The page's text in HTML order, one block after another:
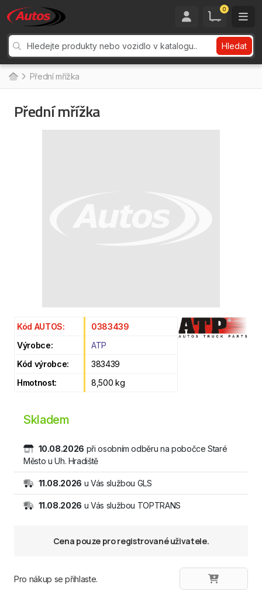
0
Hledat
Přední mřížka
Přední mřížka
Kód AUTOS:
0383439
Výrobce:
ATP
Kód výrobce:
383439
Hmotnost:
8,500 kg
Skladem
10.08.2026 při osobním odběru na pobočce Staré
Město u Uh. Hradiště
11.08.2026 u Vás službou GLS
11.08.2026 u Vás službou TOPTRANS
Cena pouze pro registrované uživatele.
Pro nákup se přihlaste.